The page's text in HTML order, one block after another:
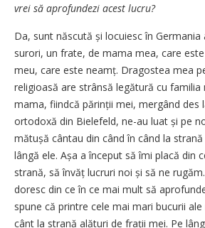
vrei să aprofundezi acest ­lucru?
Da, sunt născută și locuiesc în Germania
surori, un frate, de mama mea, care
meu, care este neamț. Dragostea mea
religioasă are strânsă legătură cu familia
mama, fiindcă părinții mei, mergând des
ortodoxă din Bielefeld, ne-au luat și pe
mătușă cântau din când în când la
lângă ele. Așa a început să îmi placă din
strană, să învăț lucruri noi și să ne
doresc din ce în ce mai mult să
spune că printre cele mai mari bucurii
cânt la strană alături de frații mei. Pe